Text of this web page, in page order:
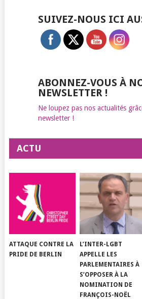
SUIVEZ-NOUS ICI
ABONNEZ-VOUS À
NEWSLETTER !
Ne loupez pas nos actualités
newsletter !
ACTU
ATTAQUE CONTRE LA
PRIDE DE BERLIN
L’INTER-LGBT
APPELLE LES
PARLEMENTAIRES À
S’OPPOSER À LA
NOMINATION DE
FRANÇOIS-NOËL